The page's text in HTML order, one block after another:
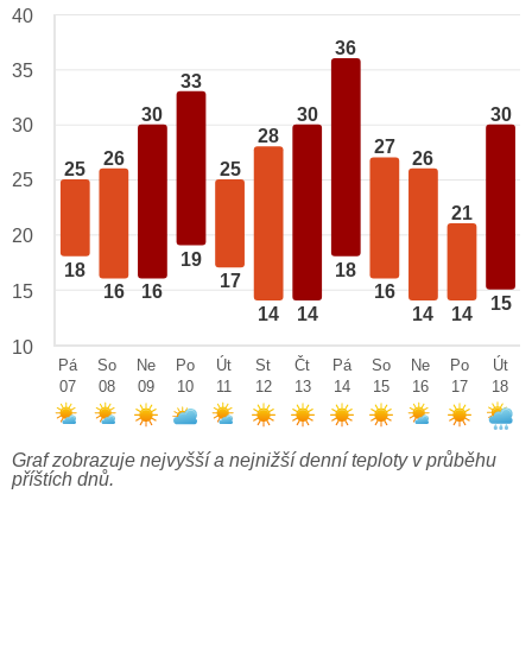
25
18
26
16
30
16
33
19
25
17
28
14
30
14
36
18
27
16
26
14
21
14
30
15
40
35
30
25
20
15
10
Pá
07
So
08
Ne
09
Po
10
Út
11
St
12
Čt
13
Pá
14
So
15
Ne
16
Po
17
Út
18
Graf zobrazuje nejvyšší a nejnižší denní teploty v průběhu
příštích dnů.